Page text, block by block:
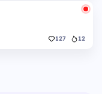
127 12